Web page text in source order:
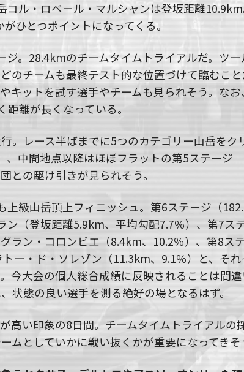
コル・ロベール・マルシャンは登坂距離
ひとつポイントになってくる。
ジ。28.4kmのチームタイムトライアルだ。ツー
のチームも最終テスト的な位置づけて臨むこと
キットを試す選手やチームも見られそう。なお
離が長くなっている。
。レース半ばまでに5つのカテゴリー山岳をク
、中間地点以降はほぼフラットの第5ステージ
との駆け引きが見られそう。
級山岳頂上フィニッシュ。第6ステージ（
ン（登坂距離5.9km、平均勾配7.7％）、第7ス
ラン・コロンビエ（8.4km、10.2％）、第8ス
トー・ド・ソレゾン（11.3km、9.1％）と、そ
今大会の個人総合成績に反映されることは間
状態の良い選手を測る絶好の場となるはず。
高い印象の8日間。チームタイムトライアルの
ムとしていかに戦い抜くかが重要になってきそ